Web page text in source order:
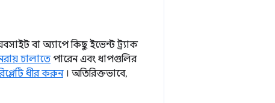
বা অ্যাপে কিছু ইভেন্ট ট্র্যাক
চালাতেপারেন এবং ধাপগুলির
ধীর করুন। অতিরিক্তভাবে,